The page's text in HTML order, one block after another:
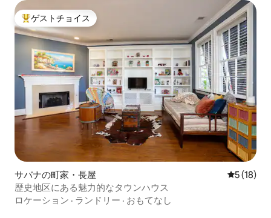
大好評のゲストチョイスです。
ゲストチョイス
サバナの町家・長屋 レビュー
5 (18)
歴史地区にある魅力的なタウンハウス
ロケーション · ランドリー · おもてなし